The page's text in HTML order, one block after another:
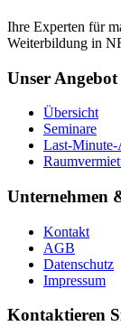
Ihre Experten für
Weiterbildung in
Unser Angebot
Übersicht
Seminare
Last-Minute-
Unternehmen
Kontakt
AGB
Datenschutz
Impressum
Kontaktieren